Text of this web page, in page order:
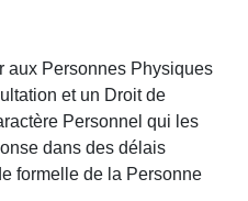
aux Personnes Physiques
et un Droit de
Personnel qui les
dans des délais
formelle de la Personne